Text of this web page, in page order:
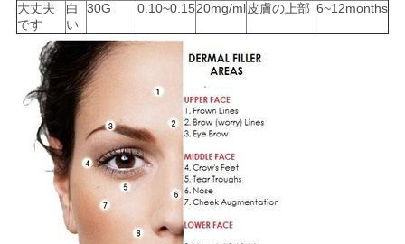
地
PRIVACY
POLICY
大丈夫
です
白
い
30G 0.10~0.1520mg/ml皮膚の上部 6~12months